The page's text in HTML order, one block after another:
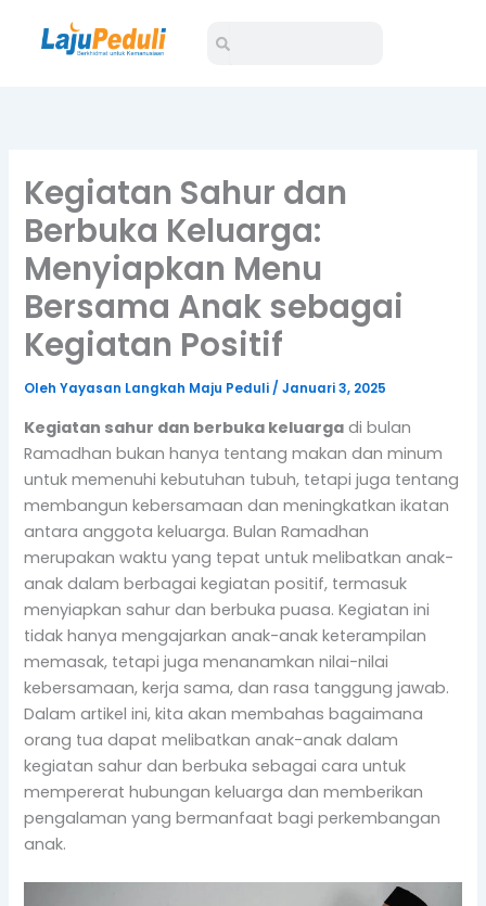
Search
Kegiatan Sahur dan
Berbuka Keluarga:
Menyiapkan Menu
Bersama Anak sebagai
Kegiatan Positif
OlehYayasan Langkah Maju Peduli/Januari 3, 2025
Kegiatan sahur dan berbuka keluarga di bulan
Ramadhan bukan hanya tentang makan dan minum
untuk memenuhi kebutuhan tubuh, tetapi juga tentang
membangun kebersamaan dan meningkatkan ikatan
antara anggota keluarga. Bulan Ramadhan
merupakan waktu yang tepat untuk melibatkan anak-
anak dalam berbagai kegiatan positif, termasuk
menyiapkan sahur dan berbuka puasa. Kegiatan ini
tidak hanya mengajarkan anak-anak keterampilan
memasak, tetapi juga menanamkan nilai-nilai
kebersamaan, kerja sama, dan rasa tanggung jawab.
Dalam artikel ini, kita akan membahas bagaimana
orang tua dapat melibatkan anak-anak dalam
kegiatan sahur dan berbuka sebagai cara untuk
mempererat hubungan keluarga dan memberikan
pengalaman yang bermanfaat bagi perkembangan
anak.